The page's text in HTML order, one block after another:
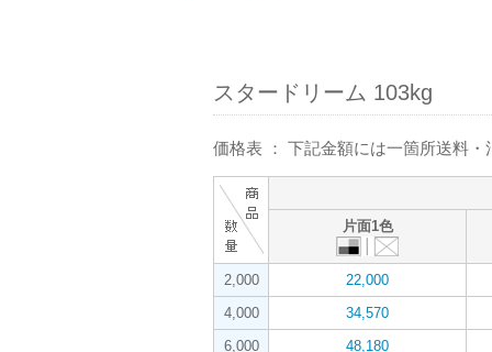
スタードリーム 103kg
価格表 ： 下記金額には一箇所送料
片面1色
2,000
22,000
4,000
34,570
6,000
48,180